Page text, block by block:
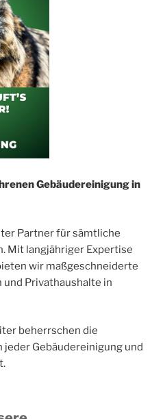
Gebäudereinigung in
Partner für sämtliche
Mit langjähriger Expertise
wir maßgeschneiderte
Privathaushalte in
beherrschen die
Gebäudereinigung und